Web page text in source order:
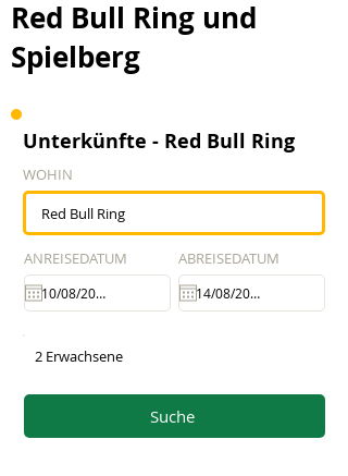
Red Bull Ring und
Spielberg
Unterkünfte - Red Bull Ring
WOHIN
ANREISEDATUM ABREISEDATUM
2 Erwachsene
Suche